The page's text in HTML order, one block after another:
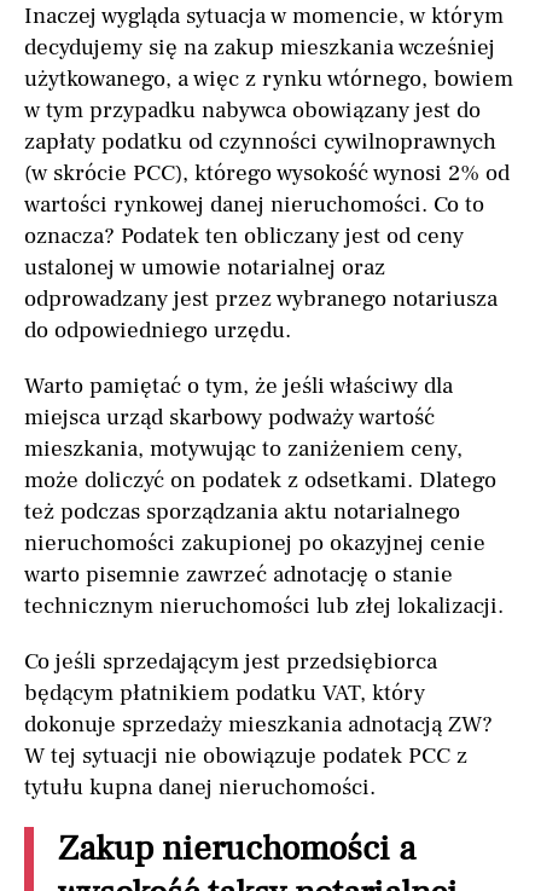
Inaczej wygląda sytuacja w momencie, w którym
decydujemy się na zakup mieszkania wcześniej
użytkowanego, a więc z rynku wtórnego, bowiem
w tym przypadku nabywca obowiązany jest do
zapłaty podatku od czynności cywilnoprawnych
(w skrócie PCC), którego wysokość wynosi 2% od
wartości rynkowej danej nieruchomości. Co to
oznacza? Podatek ten obliczany jest od ceny
ustalonej w umowie notarialnej oraz
odprowadzany jest przez wybranego notariusza
do odpowiedniego urzędu.
Warto pamiętać o tym, że jeśli właściwy dla
miejsca urząd skarbowy podważy wartość
mieszkania, motywując to zaniżeniem ceny,
może doliczyć on podatek z odsetkami. Dlatego
też podczas sporządzania aktu notarialnego
nieruchomości zakupionej po okazyjnej cenie
warto pisemnie zawrzeć adnotację o stanie
technicznym nieruchomości lub złej lokalizacji.
Co jeśli sprzedającym jest przedsiębiorca
będącym płatnikiem podatku VAT, który
dokonuje sprzedaży mieszkania adnotacją ZW?
W tej sytuacji nie obowiązuje podatek PCC z
tytułu kupna danej nieruchomości.
Zakup nieruchomości a